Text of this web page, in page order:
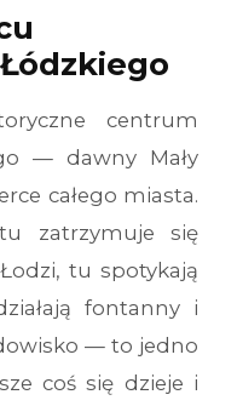
centrum
— dawny Mały
całego miasta.
zatrzymuje się
tu spotykają
fontanny i
— to jedno
coś się dzieje i